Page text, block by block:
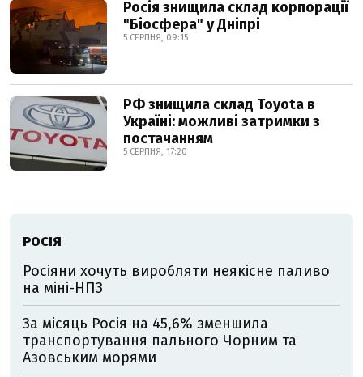
Росія знищила склад корпорації
"Біосфера" у Дніпрі
5 СЕРПНЯ, 09:15
РФ знищила склад Toyota в
Україні: можливі затримки з
постачанням
5 СЕРПНЯ, 17:20
РОСІЯ
Росіяни хочуть виробляти неякісне паливо
на міні-НПЗ
За місяць Росія на 45,6% зменшила
транспортування пального Чорним та
Азовським морями